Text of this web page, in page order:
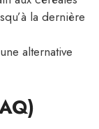
la dernière
alternative